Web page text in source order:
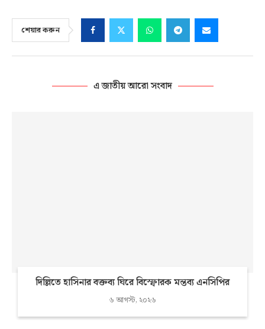
শেয়ার করুন
এ জাতীয় আরো সংবাদ
দিল্লিতে হাসিনার বক্তব্য ঘিরে বিস্ফোরক মন্তব্য এনসিপির
৬ আগস্ট, ২০২৬